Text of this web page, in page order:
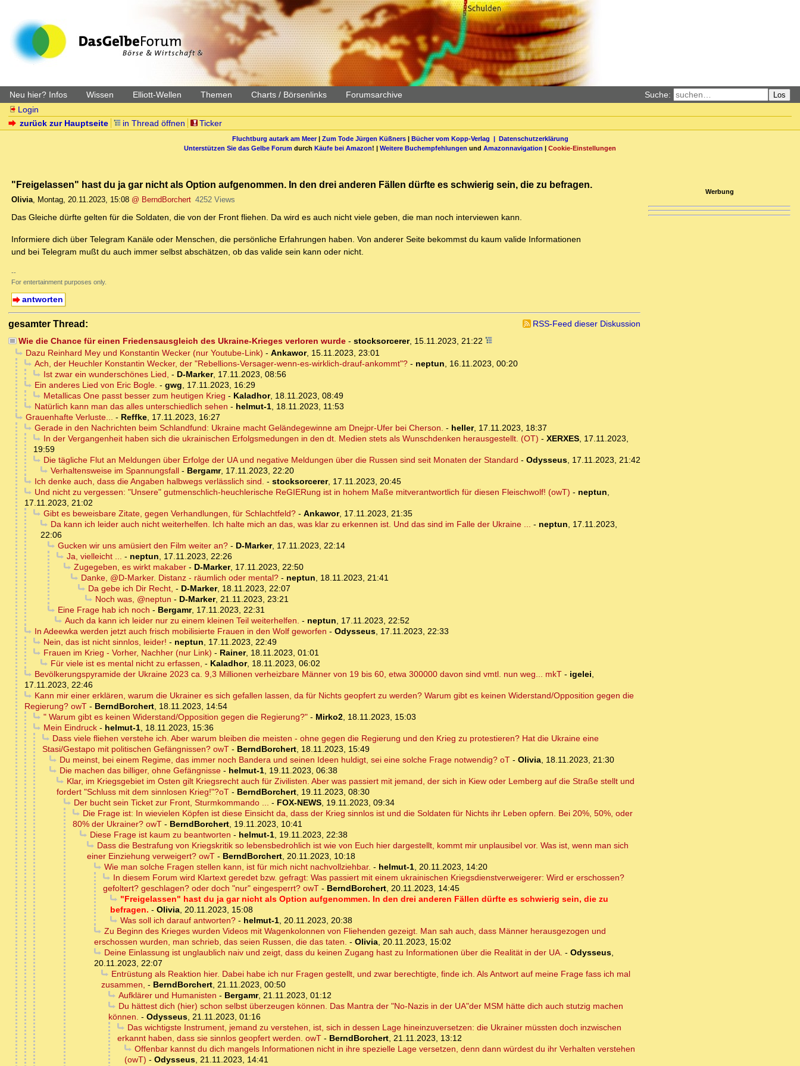
Neu hier? Infos Wissen Elliott-Wellen Themen Charts / Börsenlinks Forumsarchive Suche: Los
Login
zurück zur Hauptseite
in Thread öffnen Ticker
Fluchtburg autark am Meer| Zum Tode Jürgen Küßners| Bücher vom Kopp-Verlag | Datenschutzerklärung
Unterstützen Sie das Gelbe Forum durch Käufe bei Amazon! | Weitere Buchempfehlungen und Amazonnavigation | Cookie-Einstellungen
"Freigelassen" hast du ja gar nicht als Option aufgenommen. In den drei anderen Fällen dürfte es schwierig sein, die zu befragen.
Olivia, Montag, 20.11.2023, 15:08 @ BerndBorchert 4252 Views
Das Gleiche dürfte gelten für die Soldaten, die von der Front fliehen. Da wird es auch nicht viele geben, die man noch interviewen kann.
Informiere dich über Telegram Kanäle oder Menschen, die persönliche Erfahrungen haben. Von anderer Seite bekommst du kaum valide Informationen
und bei Telegram mußt du auch immer selbst abschätzen, ob das valide sein kann oder nicht.
--
For entertainment purposes only.
antworten
gesamter Thread:
RSS-Feed dieser Diskussion
Wie die Chance für einen Friedensausgleich des Ukraine-Krieges verloren wurde- stocksorcerer, 15.11.2023, 21:22
Dazu Reinhard Mey und Konstantin Wecker (nur Youtube-Link) - Ankawor, 15.11.2023, 23:01
Ach, der Heuchler Konstantin Wecker, der "Rebellions-Versager-wenn-es-wirklich-drauf-ankommt"?- neptun, 16.11.2023, 00:20
Ist zwar ein wunderschönes Lied, - D-Marker, 17.11.2023, 08:56
Ein anderes Lied von Eric Bogle. - gwg, 17.11.2023, 16:29
Metallicas One passt besser zum heutigen Krieg - Kaladhor, 18.11.2023, 08:49
Natürlich kann man das alles unterschiedlich sehen - helmut-1, 18.11.2023, 11:53
Grauenhafte Verluste... - Reffke, 17.11.2023, 16:27
Gerade in den Nachrichten beim Schlandfund: Ukraine macht Geländegewinne am Dnejpr-Ufer bei Cherson. - heller, 17.11.2023, 18:37
In der Vergangenheit haben sich die ukrainischen Erfolgsmedungen in den dt. Medien stets als Wunschdenken herausgestellt. (OT) - XERXES, 17.11.2023,
19:59
Die tägliche Flut an Meldungen über Erfolge der UA und negative Meldungen über die Russen sind seit Monaten der Standard - Odysseus, 17.11.2023, 21:42
Verhaltensweise im Spannungsfall- Bergamr, 17.11.2023, 22:20
Ich denke auch, dass die Angaben halbwegs verlässlich sind. - stocksorcerer, 17.11.2023, 20:45
Und nicht zu vergessen: "Unsere" gutmenschlich-heuchlerische ReGIERung ist in hohem Maße mitverantwortlich für diesen Fleischwolf! (owT) - neptun,
17.11.2023, 21:02
Gibt es beweisbare Zitate, gegen Verhandlungen, für Schlachtfeld?- Ankawor, 17.11.2023, 21:35
Da kann ich leider auch nicht weiterhelfen. Ich halte mich an das, was klar zu erkennen ist. Und das sind im Falle der Ukraine ... - neptun, 17.11.2023,
22:06
Gucken wir uns amüsiert den Film weiter an?- D-Marker, 17.11.2023, 22:14
Ja, vielleicht ... - neptun, 17.11.2023, 22:26
Zugegeben, es wirkt makaber- D-Marker, 17.11.2023, 22:50
Danke, @D-Marker. Distanz - räumlich oder mental?- neptun, 18.11.2023, 21:41
Da gebe ich Dir Recht, - D-Marker, 18.11.2023, 22:07
Noch was, @neptun - D-Marker, 21.11.2023, 23:21
Eine Frage hab ich noch - Bergamr, 17.11.2023, 22:31
Auch da kann ich leider nur zu einem kleinen Teil weiterhelfen. - neptun, 17.11.2023, 22:52
In Adeewka werden jetzt auch frisch mobilisierte Frauen in den Wolf geworfen - Odysseus, 17.11.2023, 22:33
Nein, das ist nicht sinnlos, leider! - neptun, 17.11.2023, 22:49
Frauen im Krieg - Vorher, Nachher (nur Link) - Rainer, 18.11.2023, 01:01
Für viele ist es mental nicht zu erfassen, - Kaladhor, 18.11.2023, 06:02
Bevölkerungspyramide der Ukraine 2023 ca. 9,3 Millionen verheizbare Männer von 19 bis 60, etwa 300000 davon sind vmtl. nun weg... mkT- igelei,
17.11.2023, 22:46
Kann mir einer erklären, warum die Ukrainer es sich gefallen lassen, da für Nichts geopfert zu werden? Warum gibt es keinen Widerstand/Opposition gegen die
Regierung? owT - BerndBorchert, 18.11.2023, 14:54
" Warum gibt es keinen Widerstand/Opposition gegen die Regierung?"- Mirko2, 18.11.2023, 15:03
Mein Eindruck- helmut-1, 18.11.2023, 15:36
Dass viele fliehen verstehe ich. Aber warum bleiben die meisten - ohne gegen die Regierung und den Krieg zu protestieren? Hat die Ukraine eine
Stasi/Gestapo mit politischen Gefängnissen? owT - BerndBorchert, 18.11.2023, 15:49
Du meinst, bei einem Regime, das immer noch Bandera und seinen Ideen huldigt, sei eine solche Frage notwendig? oT- Olivia, 18.11.2023, 21:30
Die machen das billiger, ohne Gefängnisse- helmut-1, 19.11.2023, 06:38
Klar, im Kriegsgebiet im Osten gilt Kriegsrecht auch für Zivilisten. Aber was passiert mit jemand, der sich in Kiew oder Lemberg auf die Straße stellt und
fordert "Schluss mit dem sinnlosen Krieg!"?oT - BerndBorchert, 19.11.2023, 08:30
Der bucht sein Ticket zur Front, Sturmkommando ... - FOX-NEWS, 19.11.2023, 09:34
Die Frage ist: In wievielen Köpfen ist diese Einsicht da, dass der Krieg sinnlos ist und die Soldaten für Nichts ihr Leben opfern. Bei 20%, 50%, oder
80% der Ukrainer? owT - BerndBorchert, 19.11.2023, 10:41
Diese Frage ist kaum zu beantworten - helmut-1, 19.11.2023, 22:38
Dass die Bestrafung von Kriegskritik so lebensbedrohlich ist wie von Euch hier dargestellt, kommt mir unplausibel vor. Was ist, wenn man sich
einer Einziehung verweigert? owT - BerndBorchert, 20.11.2023, 10:18
Wie man solche Fragen stellen kann, ist für mich nicht nachvollziehbar. - helmut-1, 20.11.2023, 14:20
In diesem Forum wird Klartext geredet bzw. gefragt: Was passiert mit einem ukrainischen Kriegsdienstverweigerer: Wird er erschossen?
gefoltert? geschlagen? oder doch "nur" eingesperrt? owT - BerndBorchert, 20.11.2023, 14:45
"Freigelassen" hast du ja gar nicht als Option aufgenommen. In den drei anderen Fällen dürfte es schwierig sein, die zu
befragen. - Olivia, 20.11.2023, 15:08
Was soll ich darauf antworten?- helmut-1, 20.11.2023, 20:38
Zu Beginn des Krieges wurden Videos mit Wagenkolonnen von Fliehenden gezeigt. Man sah auch, dass Männer herausgezogen und
erschossen wurden, man schrieb, das seien Russen, die das taten. - Olivia, 20.11.2023, 15:02
Deine Einlassung ist unglaublich naiv und zeigt, dass du keinen Zugang hast zu Informationen über die Realität in der UA. - Odysseus,
20.11.2023, 22:07
Entrüstung als Reaktion hier. Dabei habe ich nur Fragen gestellt, und zwar berechtigte, finde ich. Als Antwort auf meine Frage fass ich mal
zusammen, - BerndBorchert, 21.11.2023, 00:50
Aufklärer und Humanisten - Bergamr, 21.11.2023, 01:12
Du hättest dich (hier) schon selbst überzeugen können. Das Mantra der "No-Nazis in der UA"der MSM hätte dich auch stutzig machen
können. - Odysseus, 21.11.2023, 01:16
Das wichtigste Instrument, jemand zu verstehen, ist, sich in dessen Lage hineinzuversetzen: die Ukrainer müssten doch inzwischen
erkannt haben, dass sie sinnlos geopfert werden. owT - BerndBorchert, 21.11.2023, 13:12
Offenbar kannst du dich mangels Informationen nicht in ihre spezielle Lage versetzen, denn dann würdest du ihr Verhalten verstehen
(owT) - Odysseus, 21.11.2023, 14:41
Werbung